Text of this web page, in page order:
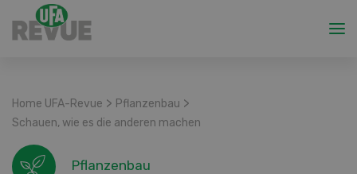
Home UFA-Revue > Pflanzenbau >
Schauen, wie es die anderen machen
Pflanzenbau